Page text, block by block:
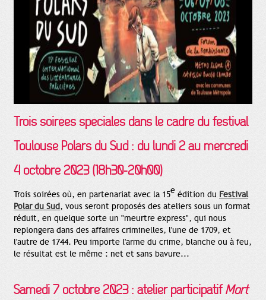
Trois soirées spéciales dans le cadre du festival
Toulouse Polars du Sud : du lundi 2 au mercredi
4 octobre 2023(18h30-20h00)
Trois soirées où, en partenariat avec la 15e édition du Festival
Polar du Sud, vous seront proposés des ateliers sous un format
réduit, en quelque sorte un "meurtre express", qui nous
replongera dans des affaires criminelles, l'une de 1709, et
l'autre de 1744. Peu importe l'arme du crime, blanche ou à feu,
le résultat est le même : net et sans bavure...
Samedi 7 octobre 2023: atelier participatif Mort